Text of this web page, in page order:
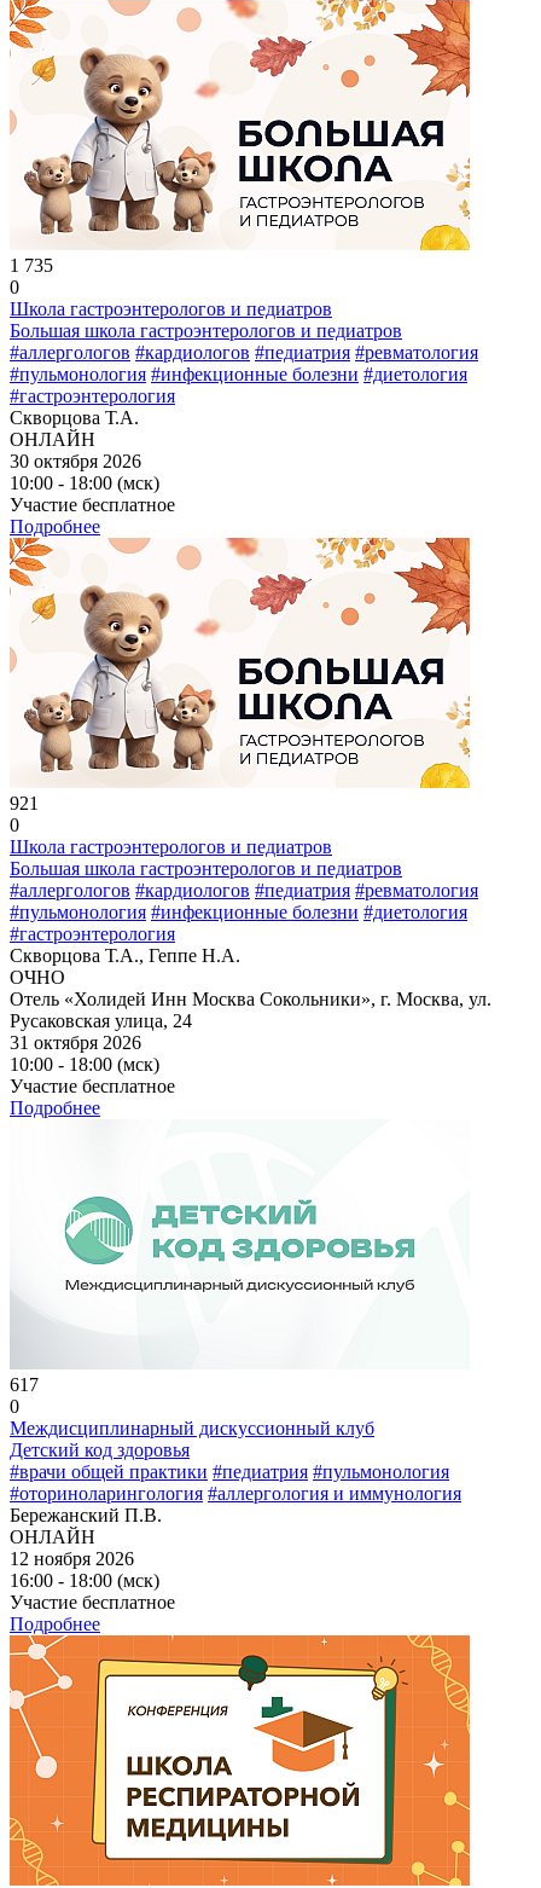
1 735
0
Школа гастроэнтерологов и педиатров
Большая школа гастроэнтерологов и педиатров
#аллергологов #кардиологов #педиатрия #ревматология
#пульмонология #инфекционные болезни #диетология
#гастроэнтерология
Скворцова Т.А.
ОНЛАЙН
30 октября 2026
10:00 - 18:00 (мск)
Участие бесплатное
Подробнее
921
0
Школа гастроэнтерологов и педиатров
Большая школа гастроэнтерологов и педиатров
#аллергологов #кардиологов #педиатрия #ревматология
#пульмонология #инфекционные болезни #диетология
#гастроэнтерология
Скворцова Т.А., Геппе Н.А.
ОЧНО
Отель «Холидей Инн Москва Сокольники», г. Москва, ул.
Русаковская улица, 24
31 октября 2026
10:00 - 18:00 (мск)
Участие бесплатное
Подробнее
617
0
Междисциплинарный дискуссионный клуб
Детский код здоровья
#врачи общей практики #педиатрия #пульмонология
#оториноларингология #аллергология и иммунология
Бережанский П.В.
ОНЛАЙН
12 ноября 2026
16:00 - 18:00 (мск)
Участие бесплатное
Подробнее